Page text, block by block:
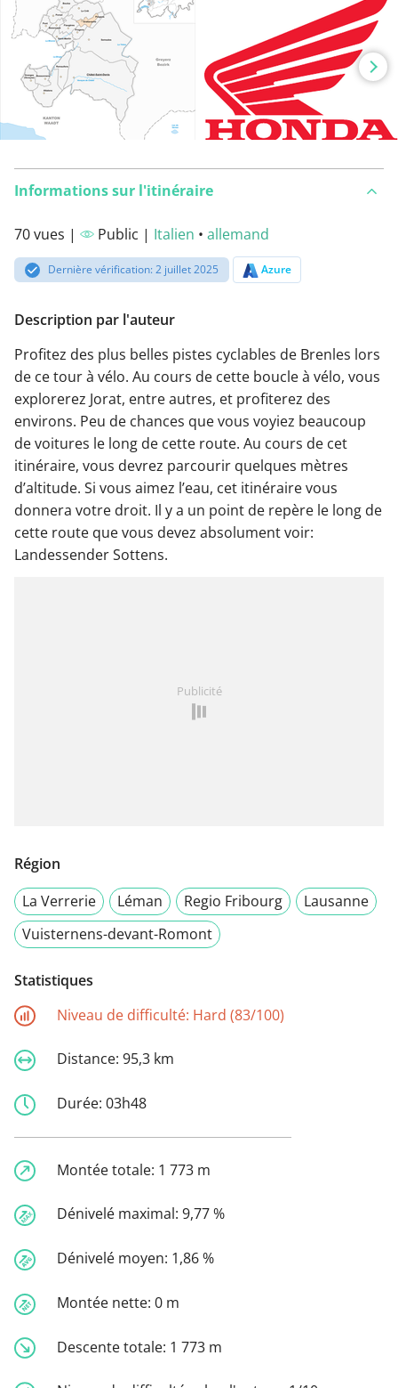
Informations sur l'itinéraire
70 vues | Public | Italien • allemand
Dernière vérification: 2 juillet 2025 Azure
Description par l'auteur
Profitez des plus belles pistes cyclables de Brenles lors
de ce tour à vélo. Au cours de cette boucle à vélo, vous
explorerez Jorat, entre autres, et profiterez des
environs. Peu de chances que vous voyiez beaucoup
de voitures le long de cette route. Au cours de cet
itinéraire, vous devrez parcourir quelques mètres
d’altitude. Si vous aimez l’eau, cet itinéraire vous
donnera votre droit. Il y a un point de repère le long de
cette route que vous devez absolument voir:
Landessender Sottens.
Publicité
Région
La Verrerie
Léman Regio Fribourg
Lausanne
Vuisternens-devant-Romont
Statistiques
Niveau de difficulté: Hard (83/100)
Distance: 95,3 km
Durée: 03h48
Montée totale: 1 773 m
Dénivelé maximal: 9,77 %
Dénivelé moyen: 1,86 %
Montée nette: 0 m
Descente totale: 1 773 m